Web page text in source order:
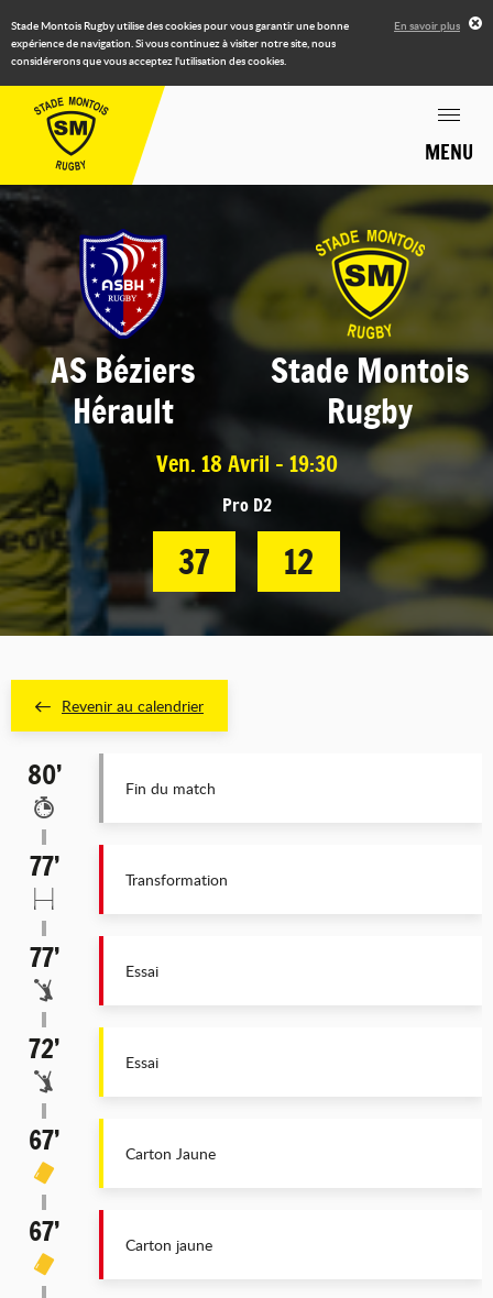
Stade Montois Rugby utilise des cookies pour vous garantir une bonne
expérience de navigation. Si vous continuez à visiter notre site, nous
considérerons que vous acceptez l'utilisation des cookies.
En savoir plus
MENU
AS Béziers
Hérault
Stade Montois
Rugby
Ven. 18 Avril - 19:30
Pro D2
37 12
Revenir au calendrier
80’ Fin du match
77’ Transformation
77’ Essai
72’ Essai
67’ Carton Jaune
67’ Carton jaune